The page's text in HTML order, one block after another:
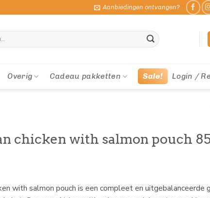
Aanbiedingen ontvangen?
Overig Cadeau pakketten Sale! Login /
chicken with salmon pouch
with salmon pouch is een compleet en uitgebalanceerde